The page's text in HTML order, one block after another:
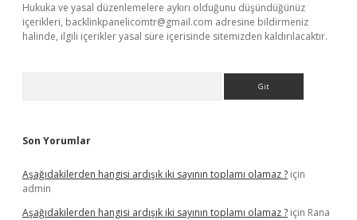
Hukuka ve yasal düzenlemelere aykırı olduğunu düşündüğünüz
içerikleri, backlinkpanelicomtr@gmail.com adresine bildirmeniz
halinde, ilgili içerikler yasal süre içerisinde sitemizden kaldırılacaktır.
Son Yorumlar
Aşağıdakilerden hangisi ardışık iki sayının toplamı olamaz ? için
admin
Aşağıdakilerden hangisi ardışık iki sayının toplamı olamaz ? için Rana